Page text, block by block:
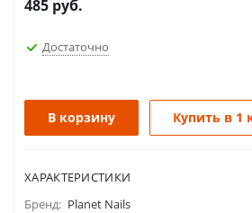
485 руб.
Достаточно
В корзину Купить в 1
ХАРАКТЕРИСТИКИ
Бренд: Planet Nails